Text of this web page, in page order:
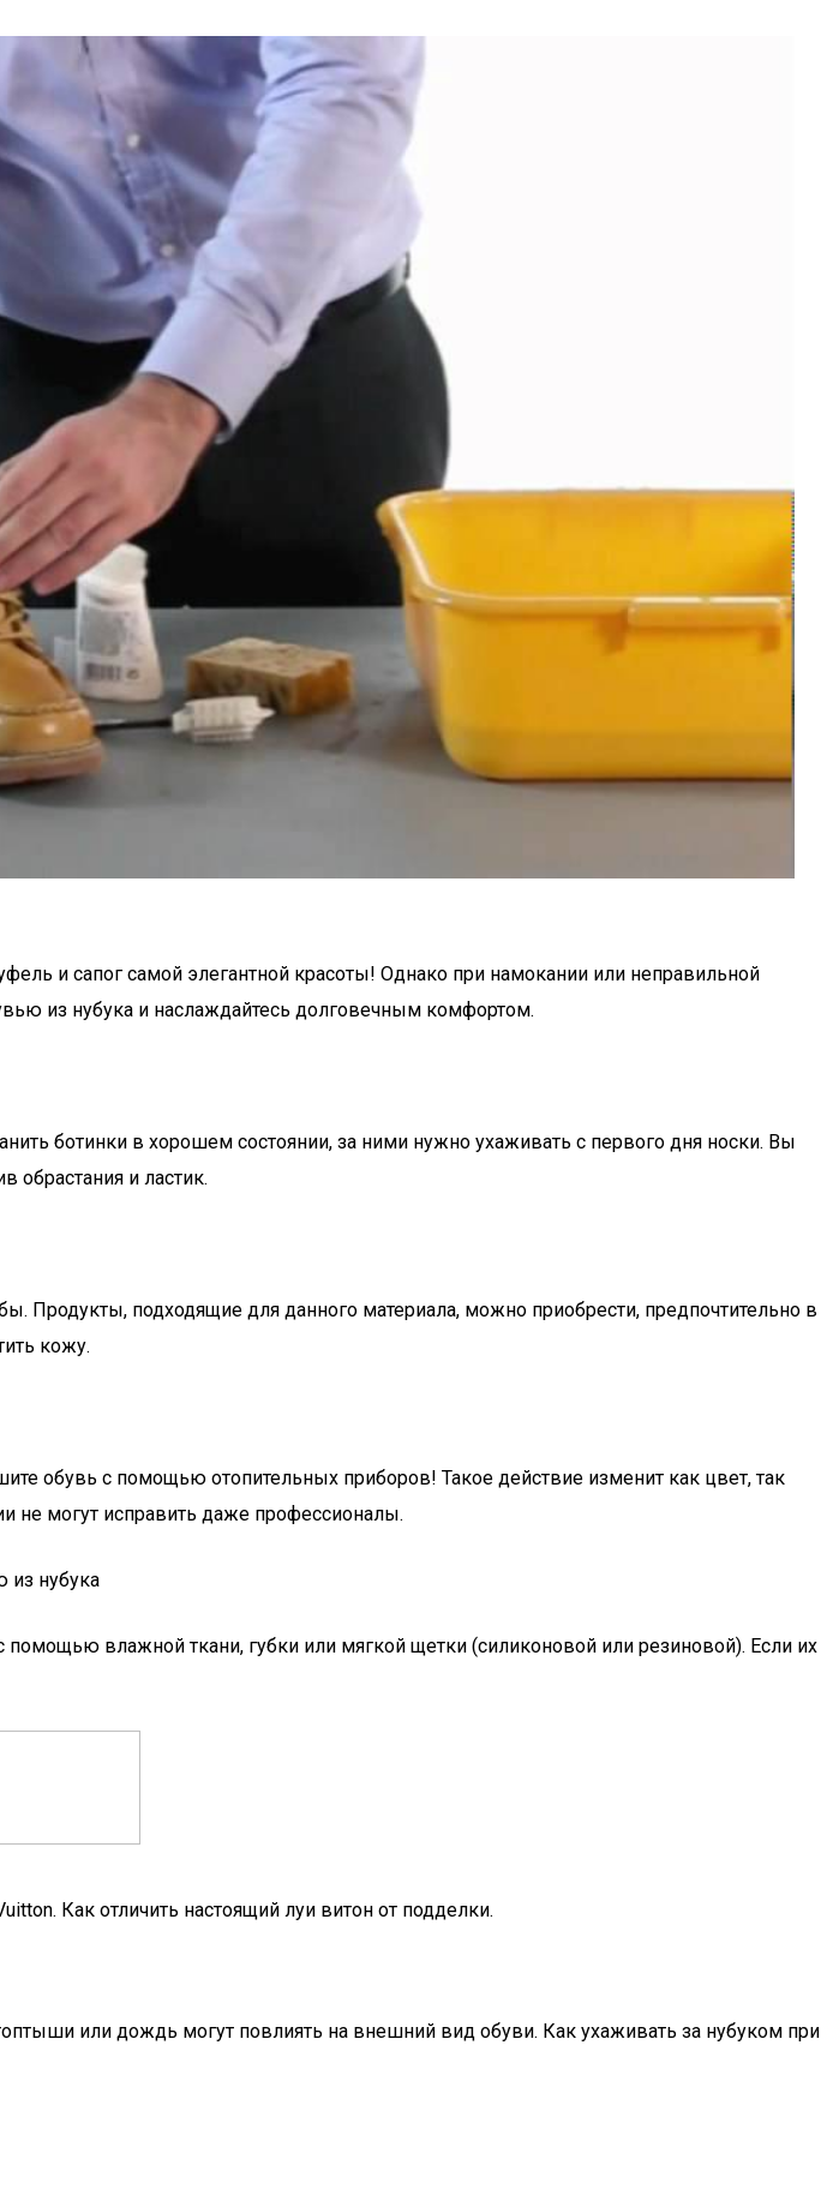
и сапог самой элегантной красоты! Однако при намокании или неправильной
из нубука и наслаждайтесь долговечным комфортом.
ботинки в хорошем состоянии, за ними нужно ухаживать с первого дня носки. Вы
обрастания и ластик.
Продукты, подходящие для данного материала, можно приобрести, предпочтительно в
кожу.
обувь с помощью отопительных приборов! Такое действие изменит как цвет, так
не могут исправить даже профессионалы.
влажной ткани, губки или мягкой щетки (силиконовой или резиновой). Если их
Как отличить настоящий луи витон от подделки.
или дождь могут повлиять на внешний вид обуви. Как ухаживать за нубуком при